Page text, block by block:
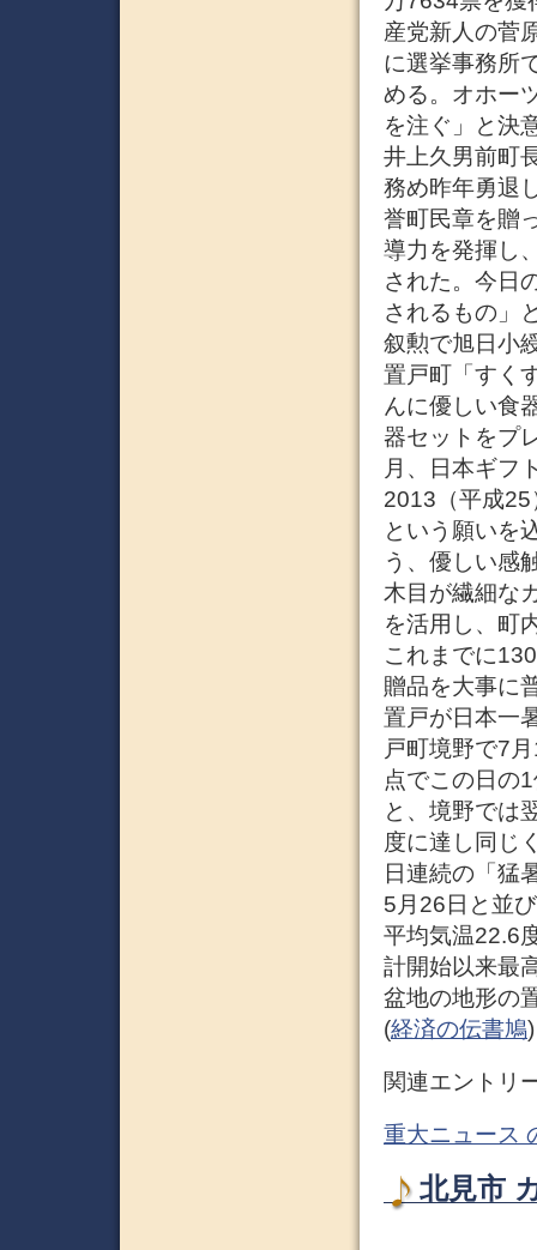
産党新人の菅
に選挙事務所
める。オホー
を注ぐ」と決
井上久男前町
務め昨年勇退
誉町民章を贈
導力を発揮し
された。今日
されるもの」
叙勲で旭日小
置戸町「すく
んに優しい食
器セットをプ
月、日本ギフ
2013（平成25
という願いを
う、優しい感
木目が繊細な
を活用し、町
これまでに
贈品を大事に
置戸が日本一
戸町境野で7
点でこの日の
と、境野では
度に達し同じ
日連続の「猛
5月26日と並
平均気温22.6
計開始以来最
盆地の地形の
(経済の伝書鳩)
関連エントリ
重大ニュース
北見市